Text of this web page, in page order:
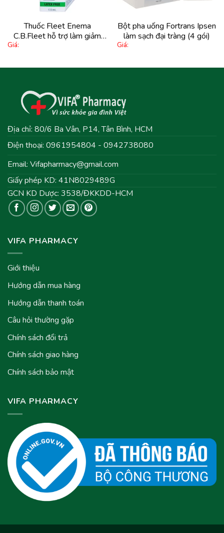
Thuốc Fleet Enema
C.B.Fleet hỗ trợ làm giảm
chứng táo bón không thường
Giá:
Bột pha uống Fortrans Ipsen
làm sạch đại tràng (4 gói)
Giá:
Địa chỉ: 80/6 Ba Vân, P14, Tân Bình, HCM
Điện thoại: 0961954804 - 0942738080
Email: Vifapharmacy@gmail.com
Giấy phép KD: 41N8029489G
GCN KD Dược: 3538/ĐKKDD-HCM
VIFA PHARMACY
Giới thiệu
Hướng dẫn mua hàng
Hướng dẫn thanh toán
Câu hỏi thường gặp
Chính sách đổi trả
Chính sách giao hàng
Chính sách bảo mật
VIFA PHARMACY